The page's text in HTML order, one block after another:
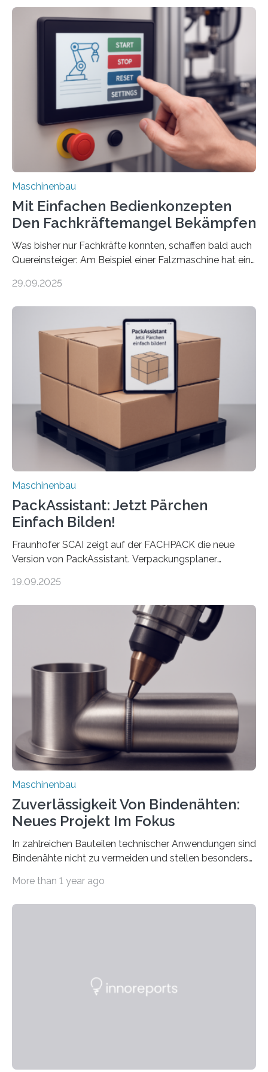
Maschinenbau
Mit Einfachen Bedienkonzepten
Den Fachkräftemangel Bekämpfen
Was bisher nur Fachkräfte konnten, schaffen bald auch
Quereinsteiger: Am Beispiel einer Falzmaschine hat ein
Mensch-Maschine-Schnittstelle so sehr vereinfacht,
Die zugrunde liegende Methodik lässt sich auf alle
anderen Maschinen übertragen. Eine Falzmaschine
umzurüsten ist ein Job für echte Profis. Eine solche
Maschine faltet in Druckereien Broschüren, Prospekte,
Landkarten und vieles mehr – mehrere Zehntausend
Exemplare pro Stunde. Je nach Maschinentyp und
Auftrag kann das Umrüsten…
29.09.2025
Maschinenbau
PackAssistant: Jetzt Pärchen
Einfach Bilden!
Fraunhofer SCAI zeigt auf der FACHPACK die neue
Version von PackAssistant. Verpackungsplaner
Automobil, Maschinenbau und in der Zulieferindustrie.
Teile als eine Einheit verpacken. Die Anordnung kann
der Benutzer vorgeben und erhält so mehr Kontrolle
über die Positionierung der Bauteile. Die ebenfalls neue
Automatisierungsschnittstelle dient dazu, die Software
besser in spezifische Unternehmensprozesse
einzubinden. Sankt Augustin – Zur Messe FACHPACK
vom 23. bis 25. September in Nürnberg…
19.09.2025
Maschinenbau
Zuverlässigkeit Von Bindenähten:
Neues Projekt Im Fokus
In zahlreichen Bauteilen technischer Anwendungen sind
Bindenähte nicht zu vermeiden und stellen besonders
Matrixmaterials eine große Herausforderung dar.
Durch den verstärkten Einsatz von Rezyklaten
More than 1 year ago